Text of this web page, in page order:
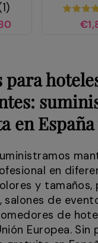
para
en España
en
y tamaños,
de
de
Europea. Sin